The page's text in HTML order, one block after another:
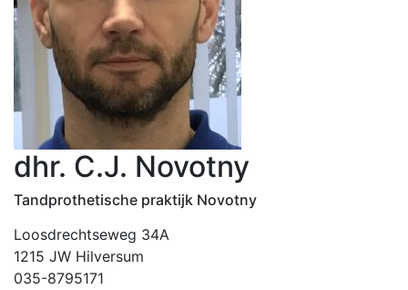
dhr. C.J. Novotny
Tandprothetische praktijk Novotny
Loosdrechtseweg 34A
1215 JW Hilversum
035-8795171